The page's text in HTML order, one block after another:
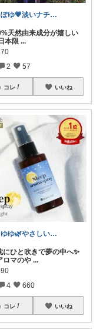
ぽゆ💗淡いナチュラルな空間づくり
天然由来成分が嬉しい
本限 ...
2 57
コレ いいね
ゆゆ🌿やさしい暮らしROOM
にひと吹きで夢の中へ✨
ロマのや ...
4 660
コレ いいね